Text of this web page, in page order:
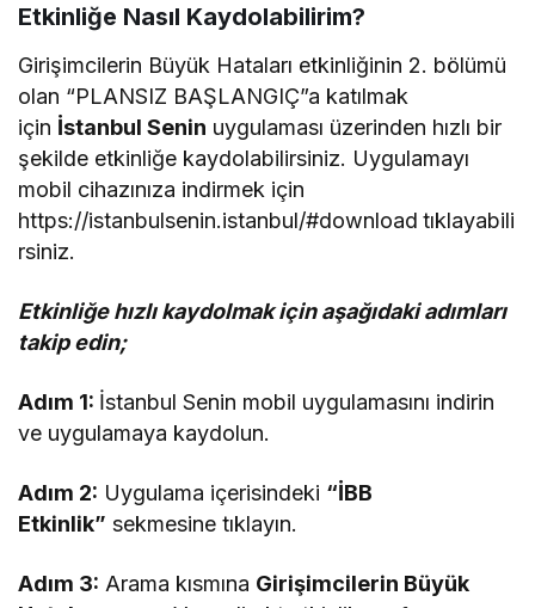
Etkinliğe Nasıl Kaydolabilirim?
Girişimcilerin Büyük Hataları etkinliğinin 2. bölümü
olan “PLANSIZ BAŞLANGIÇ”a katılmak
için İstanbul Senin uygulaması üzerinden hızlı bir
şekilde etkinliğe kaydolabilirsiniz. Uygulamayı
mobil cihazınıza indirmek için
https://istanbulsenin.istanbul/#download tıklayabili
rsiniz.
Etkinliğe hızlı kaydolmak için aşağıdaki adımları
takip edin;
Adım 1: İstanbul Senin mobil uygulamasını indirin
ve uygulamaya kaydolun.
Adım 2: Uygulama içerisindeki “İBB
Etkinlik” sekmesine tıklayın.
Adım 3: Arama kısmına Girişimcilerin Büyük